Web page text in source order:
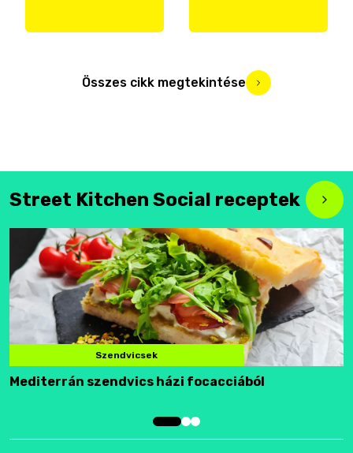
Összes cikk megtekintése
Street Kitchen Social receptek
Szendvicsek
Mediterrán szendvics házi focacciából